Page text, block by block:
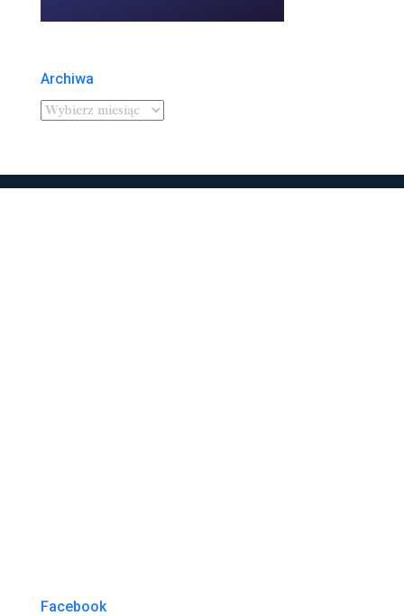
Archiwa
Facebook